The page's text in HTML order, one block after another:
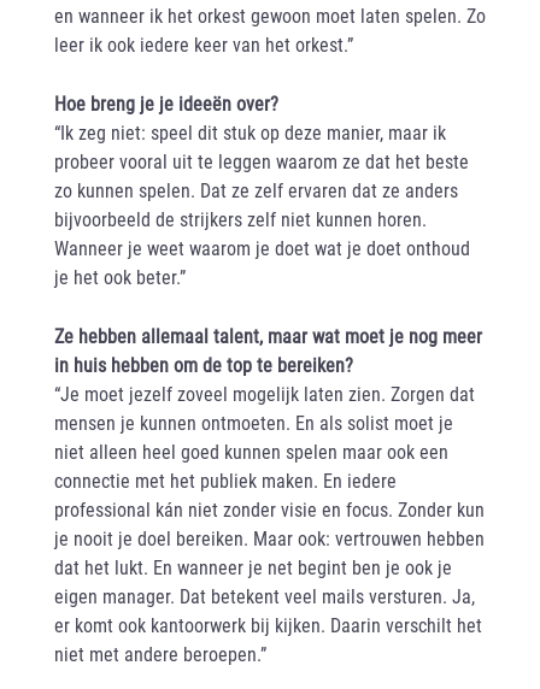
en wanneer ik het orkest gewoon moet laten spelen. Zo
leer ik ook iedere keer van het orkest.”
Hoe breng je je ideeën over?
“Ik zeg niet: speel dit stuk op deze manier, maar ik
probeer vooral uit te leggen waarom ze dat het beste
zo kunnen spelen. Dat ze zelf ervaren dat ze anders
bijvoorbeeld de strijkers zelf niet kunnen horen.
Wanneer je weet waarom je doet wat je doet onthoud
je het ook beter.”
Ze hebben allemaal talent, maar wat moet je nog meer
in huis hebben om de top te bereiken?
“Je moet jezelf zoveel mogelijk laten zien. Zorgen dat
mensen je kunnen ontmoeten. En als solist moet je
niet alleen heel goed kunnen spelen maar ook een
connectie met het publiek maken. En iedere
professional kán niet zonder visie en focus. Zonder kun
je nooit je doel bereiken. Maar ook: vertrouwen hebben
dat het lukt. En wanneer je net begint ben je ook je
eigen manager. Dat betekent veel mails versturen. Ja,
er komt ook kantoorwerk bij kijken. Daarin verschilt het
niet met andere beroepen.”